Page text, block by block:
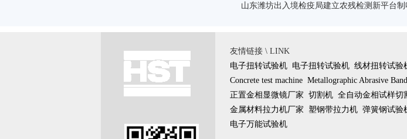
山东潍坊出入境检疫局建立农残检测新平台制
友情链接 \ LINK
电子扭转试验机 电子扭转试验机 线材扭转试验
Concrete test machine Metallographic Abrasive
正置金相显微镜厂家 切割机 全自动金相试样切
金属材料拉力机厂家
塑钢带拉力机 弹簧钢试验
电子万能试验机